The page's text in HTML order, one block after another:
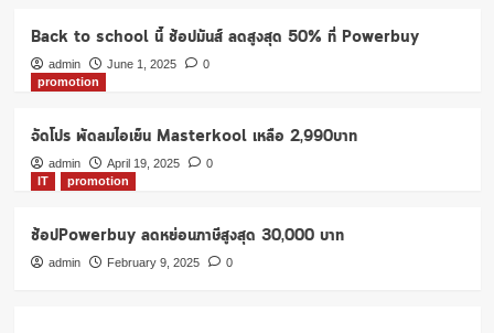
Back to school นี้ ช้อปมันส์ ลดสูงสุด 50% ที่ Powerbuy
admin June 1, 2025
0
promotion
จัดโปร พัดลมไอเย็น Masterkool เหลือ 2,990บาท
admin April 19, 2025
0
IT
promotion
ช้อปPowerbuy ลดหย่อนภาษีสูงสุด 30,000 บาท
admin February 9, 2025 0